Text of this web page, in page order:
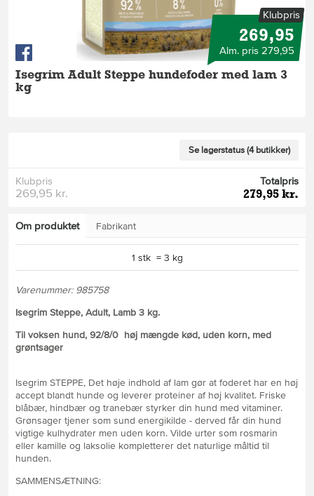
Isegrim Adult Steppe hundefoder med lam 3
kg
Klubpris
269,95
Alm. pris 279,95
Se lagerstatus (4 butikker)
Klubpris
269,95 kr.
Totalpris
279,95 kr.
Om produktet Fabrikant
1 stk = 3 kg
Varenummer: 985758
Isegrim Steppe, Adult, Lamb 3 kg.
Til voksen hund, 92/8/0 høj mængde kød, uden korn, med
grøntsager
Isegrim STEPPE, Det høje indhold af lam gør at foderet har en høj
accept blandt hunde og leverer proteiner af høj kvalitet. Friske
blåbær, hindbær og tranebær styrker din hund med vitaminer.
Grønsager tjener som sund energikilde - derved får din hund
vigtige kulhydrater men uden korn. Vilde urter som rosmarin
eller kamille og laksolie kompletterer det naturlige måltid til
hunden.
SAMMENSÆTNING: